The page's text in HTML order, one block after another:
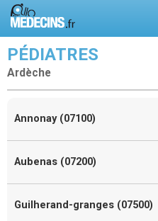
PÉDIATRES
Ardèche
Annonay (07100)
Aubenas (07200)
Guilherand-granges (07500)